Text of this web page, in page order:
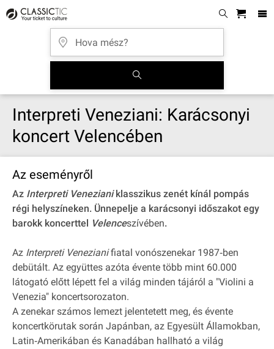
Interpreti Veneziani: Karácsonyi
koncert Velencében
Az eseményről
Az Interpreti Venezianiklasszikus zenét kínál pompás
régi helyszíneken. Ünnepelje a karácsonyi időszakot egy
barokk koncerttel Velenceszívében.
Az Interpreti Venezianifiatal vonószenekar 1987‐ben
debütált. Az együttes azóta évente több mint 60.000
látogató előtt lépett fel a világ minden tájáról a "Violini a
Venezia" koncertsorozaton.
A zenekar számos lemezt jelentetett meg, és évente
koncertkörutak során Japánban, az Egyesült Államokban,
Latin‐Amerikában és Kanadában hallható a világ